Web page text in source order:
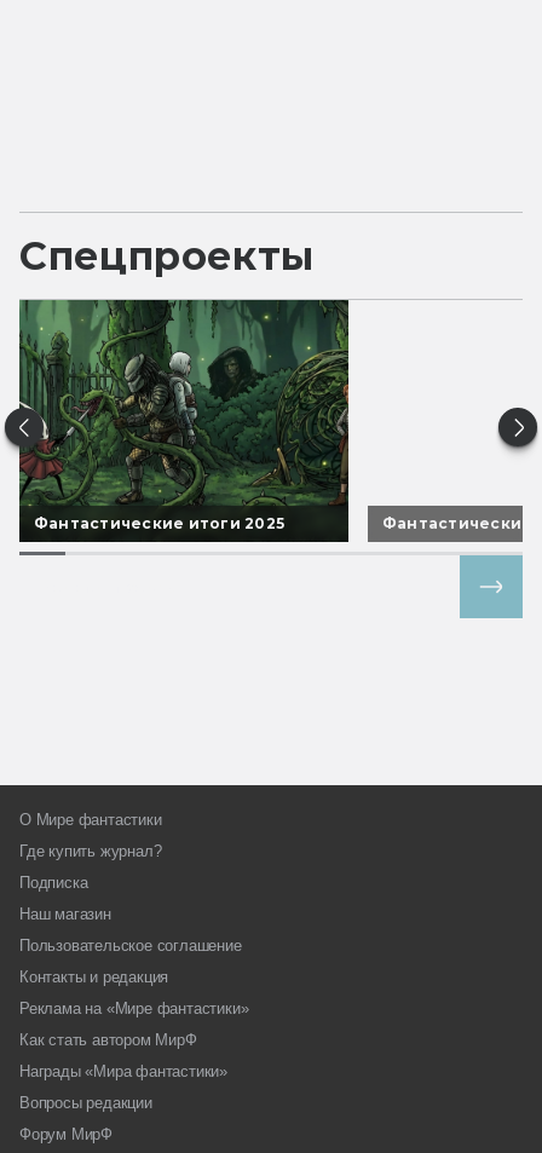
Спецпроекты
Фантастические итоги 2025 Фантастические
О Мире фантастики
Где купить журнал?
Подписка
Наш магазин
Пользовательское соглашение
Контакты и редакция
Реклама на «Мире фантастики»
Как стать автором МирФ
Награды «Мира фантастики»
Вопросы редакции
Форум МирФ